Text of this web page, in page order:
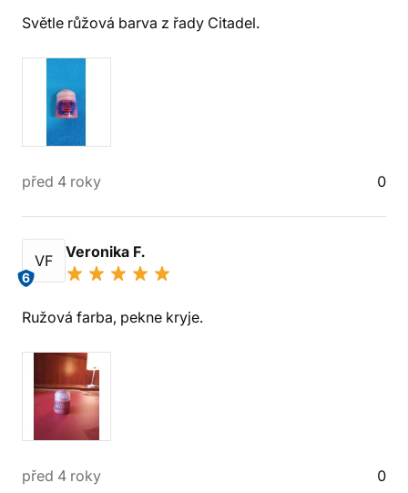
Světle růžová barva z řady Citadel.
před 4 roky 0
VF
6
Veronika F.
Ružová farba, pekne kryje.
před 4 roky 0